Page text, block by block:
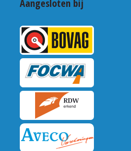
Aangesloten bij